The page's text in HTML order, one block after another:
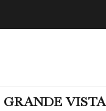
VISTA